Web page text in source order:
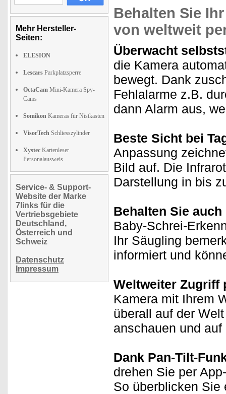
Mehr Hersteller-
Seiten:
ELESION
Lescars Parkplatzsperre
OctaCam Mini-Kamera Spy-
Cams
Somikon Kameras für Nistkasten
VisorTech Schliesszylinder
Xystec Kartenleser
Personalausweis
Service- & Support-
Website der Marke
7links für die
Vertriebsgebiete
Deutschland,
Österreich und
Schweiz
Datenschutz
Impressum
Behalten Sie
von weltweit
Überwacht
die Kamera
bewegt. Dank
Fehlalarme z.B.
dann Alarm aus,
Beste Sicht bei
Anpassung
Bild auf. Die
Darstellung in bis
Behalten Sie
Baby-Schrei-
Ihr Säugling
informiert und
Weltweiter Zugriff
Kamera mit Ihrem
überall auf der
anschauen und
Dank Pan-Tilt-
drehen Sie per
So überblicken Sie